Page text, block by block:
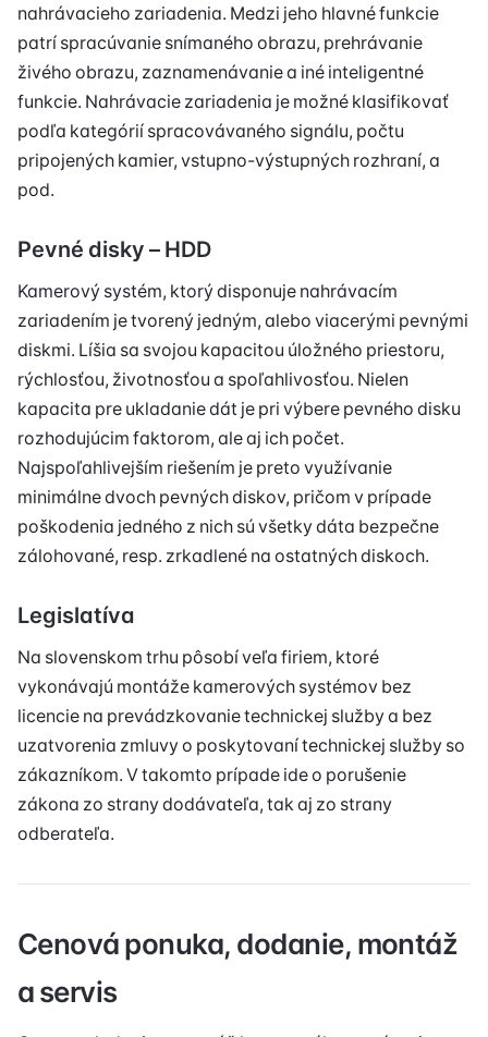
nahrávacieho zariadenia. Medzi jeho hlavné funkcie
patrí spracúvanie snímaného obrazu, prehrávanie
živého obrazu, zaznamenávanie a iné inteligentné
funkcie. Nahrávacie zariadenia je možné klasifikovať
podľa kategórií spracovávaného signálu, počtu
pripojených kamier, vstupno-výstupných rozhraní, a
pod.
Pevné disky – HDD
Kamerový systém, ktorý disponuje nahrávacím
zariadením je tvorený jedným, alebo viacerými pevnými
diskmi. Líšia sa svojou kapacitou úložného priestoru,
rýchlosťou, životnosťou a spoľahlivosťou. Nielen
kapacita pre ukladanie dát je pri výbere pevného disku
rozhodujúcim faktorom, ale aj ich počet.
Najspoľahlivejším riešením je preto využívanie
minimálne dvoch pevných diskov, pričom v prípade
poškodenia jedného z nich sú všetky dáta bezpečne
zálohované, resp. zrkadlené na ostatných diskoch.
Legislatíva
Na slovenskom trhu pôsobí veľa firiem, ktoré
vykonávajú montáže kamerových systémov bez
licencie na prevádzkovanie technickej služby a bez
uzatvorenia zmluvy o poskytovaní technickej služby so
zákazníkom. V takomto prípade ide o porušenie
zákona zo strany dodávateľa, tak aj zo strany
odberateľa.
Cenová ponuka, dodanie, montáž
a servis